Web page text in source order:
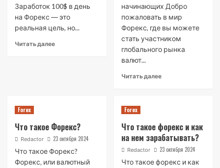
Заработок 100$ в день
на Форекс ― это
реальная цель, но...
Читать далее
начинающих Добро
пожаловать в мир
Форекс, где вы можете
стать участником
глобального рынка
валют...
Читать далее
Forex
Что такое Форекс?
Redactor 23 октября 2024
Что такое Форекс?
Форекс‚ или валютный
Forex
Что такое форекс и как
на нем зарабатывать?
Redactor 23 октября 2024
Что такое форекс и как